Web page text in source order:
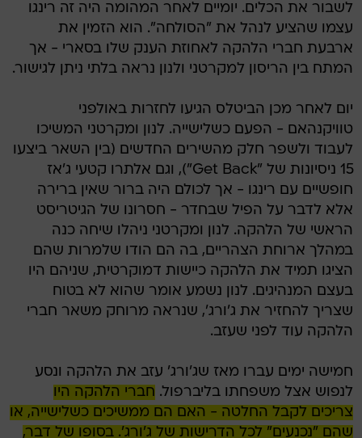
לשבור את הכלים. יומיים לאחר המהומה היה זה רינגו
עצמו שהציע לנהל את "הסולחה". הוא הזמין את
ארבעת חברי הלהקה לאחוזת הענק שלו בסארי - אך
המתח בין הריסון למקרטני ולנון נראה בלתי ניתן לגישור.
יום לאחר מכן הביטלס הגיעו לחזרות באולפני
טוויקנהאם - הפעם כשלישייה. לנון ומקרטני המשיכו
לעבוד ולשפר חלק מהשירים החדשים (בין השאר ביצעו
15 ניסיונות של "Get Back"), וגם אלתרו קטעי ג'אז
חופשיים עם רינגו - אך לכולם היה ברור שאין ברירה
אלא לדבר על הפיל שבחדר - חסרונו של הגיטריסט
הראשי של הלהקה. לנון ומקרטני ניהלו שיחה כנה
במהלך ארוחת הצהריים, בה הם הודו שלמרות שהם
הציגו תמיד את הלהקה כיישות דמוקרטית, שניהם היו
בעצם המנהיגים. לנון נשמע אומר שהוא לא בטוח
שצריך להחזיר את ג'ורג', שנראה מרוחק משאר חברי
הלהקה עוד לפני שעזב.
חמישה ימים עברו מאז שג'ורג' עזב את הלהקה ונסע
לנפוש אצל משפחתו בליברפול. חברי הלהקה היו
צריכים לקבל החלטה - האם הם ממשיכים כשלישייה, או
שהם "נכנעים" לכל הדרישות של ג'ורג'. בסופו של דבר,